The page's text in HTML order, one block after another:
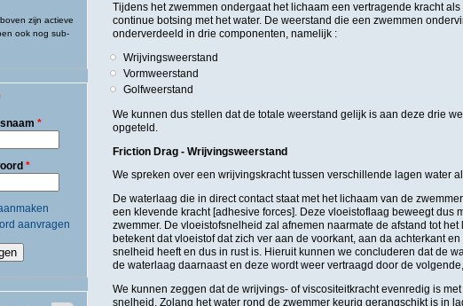
zijn actieve
ook nog sub-
*
*
aanvragen
Tijdens het zwemmen ondergaat het lichaam een vertragende kracht
continue botsing met het water. De weerstand die een zwemmen
onderverdeeld in drie componenten, namelijk :
Wrijvingsweerstand
Vormweerstand
Golfweerstand
We kunnen dus stellen dat de totale weerstand gelijk is aan deze drie
opgeteld.
Friction Drag - Wrijvingsweerstand
We spreken over een wrijvingskracht tussen verschillende lagen water
De waterlaag die in direct contact staat met het lichaam van de
een klevende kracht [adhesive forces]. Deze vloeistoflaag beweegt dus
zwemmer. De vloeistofsnelheid zal afnemen naarmate de afstand tot
betekent dat vloeistof dat zich ver aan de voorkant, aan da achterkant
snelheid heeft en dus in rust is. Hieruit kunnen we concluderen dat de
de waterlaag daarnaast en deze wordt weer vertraagd door de
We kunnen zeggen dat de wrijvings- of viscositeitkracht evenredig is
snelheid. Zolang het water rond de zwemmer keurig gerangschikt is in